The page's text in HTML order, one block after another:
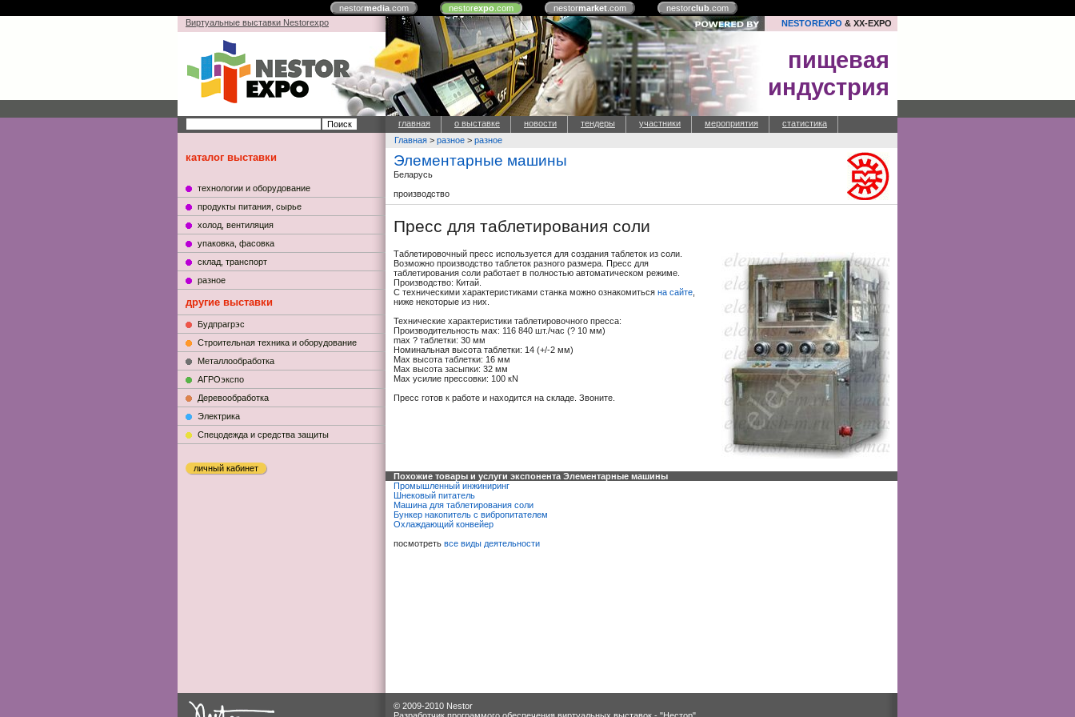
nestormedia.com nestorexpo.com nestormarket.com nestorclub.com
Виртуальные выставки Nestorexpo
NESTOREXPO & XX-EXPO
пищевая
индустрия
главная о выставке новости тендеры участники мероприятия статистика
каталог выставки
технологии и оборудование
продукты питания, сырье
холод, вентиляция
упаковка, фасовка
склад, транспорт
разное
другие выставки
Будпрагрэс
Строительная техника и оборудование
Металлообработка
АГРОэкспо
Деревообработка
Электрика
Cпецодежда и средства защиты
личный кабинет
Главная > разное > разное
Элементарные машины
Беларусь
производство
Пресс для таблетирования соли
Таблетировочный пресс используется для создания таблеток из соли.
Возможно производство таблеток разного размера. Пресс для
таблетирования соли работает в полностью автоматическом режиме.
Производство: Китай.
С техническими характеристиками станка можно ознакомиться на сайте
ниже некоторые из них.
Технические характеристики таблетировочного пресса:
Производительность мах: 116 840 шт./час (? 10 мм)
max ? таблетки: 30 мм
Номинальная высота таблетки: 14 (+/-2 мм)
Max высота таблетки: 16 мм
Max высота засыпки: 32 мм
Max усилие прессовки: 100 кN
Пресс готов к работе и находится на складе. Звоните.
Похожие товары и услуги экспонента Элементарные машины
Промышленный инжиниринг
Шнековый питатель
Машина для таблетирования соли
Бункер накопитель с вибропитателем
Охлаждающий конвейер
посмотреть все виды деятельности
© 2009-2010 Nestor